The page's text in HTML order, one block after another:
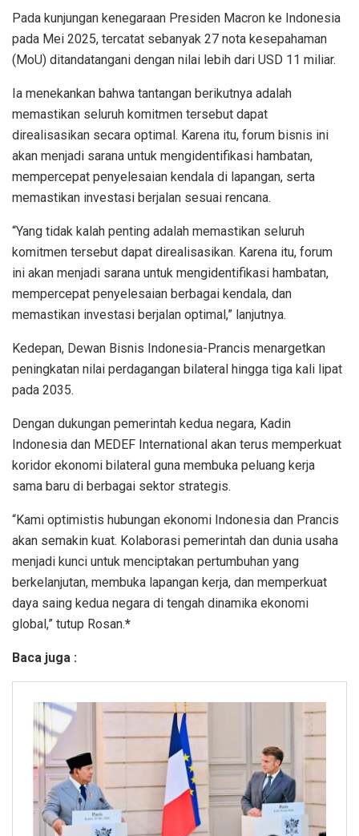
Pada kunjungan kenegaraan Presiden Macron ke Indonesia
pada Mei 2025, tercatat sebanyak 27 nota kesepahaman
(MoU) ditandatangani dengan nilai lebih dari USD 11 miliar.
Ia menekankan bahwa tantangan berikutnya adalah
memastikan seluruh komitmen tersebut dapat
direalisasikan secara optimal. Karena itu, forum bisnis ini
akan menjadi sarana untuk mengidentifikasi hambatan,
mempercepat penyelesaian kendala di lapangan, serta
memastikan investasi berjalan sesuai rencana.
“Yang tidak kalah penting adalah memastikan seluruh
komitmen tersebut dapat direalisasikan. Karena itu, forum
ini akan menjadi sarana untuk mengidentifikasi hambatan,
mempercepat penyelesaian berbagai kendala, dan
memastikan investasi berjalan optimal,” lanjutnya.
Kedepan, Dewan Bisnis Indonesia-Prancis menargetkan
peningkatan nilai perdagangan bilateral hingga tiga kali lipat
pada 2035.
Dengan dukungan pemerintah kedua negara, Kadin
Indonesia dan MEDEF International akan terus memperkuat
koridor ekonomi bilateral guna membuka peluang kerja
sama baru di berbagai sektor strategis.
“Kami optimistis hubungan ekonomi Indonesia dan Prancis
akan semakin kuat. Kolaborasi pemerintah dan dunia usaha
menjadi kunci untuk menciptakan pertumbuhan yang
berkelanjutan, membuka lapangan kerja, dan memperkuat
daya saing kedua negara di tengah dinamika ekonomi
global,” tutup Rosan.*
Baca juga :